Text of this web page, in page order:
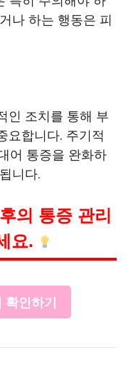
나 하는 행동은 피
인 조치를 통해 부
요합니다. 주기적
어 통증을 완화하
니다.
의 통증 관리
요.
확인하기